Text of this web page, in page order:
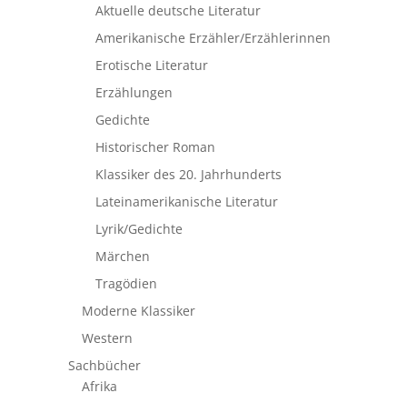
Aktuelle deutsche Literatur
Amerikanische Erzähler/Erzählerinnen
Erotische Literatur
Erzählungen
Gedichte
Historischer Roman
Klassiker des 20. Jahrhunderts
Lateinamerikanische Literatur
Lyrik/Gedichte
Märchen
Tragödien
Moderne Klassiker
Western
Sachbücher
Afrika